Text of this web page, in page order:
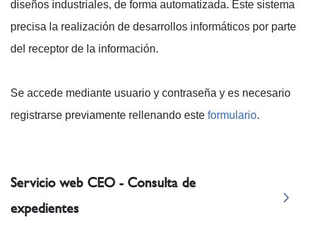
diseños industriales, de forma automatizada. Este sistema
precisa la realización de desarrollos informáticos por parte
del receptor de la información.
Se accede mediante usuario y contraseña y es necesario
registrarse previamente rellenando este formulario.
Servicio web CEO - Consulta de
expedientes